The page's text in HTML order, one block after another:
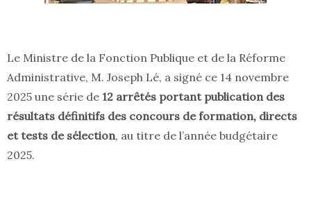
Le Ministre de la Fonction Publique et de la Réforme
Administrative, M. Joseph Lé, a signé ce 14 novembre
2025 une série de 12 arrêtés portant publication des
résultats définitifs des concours de formation, directs
et tests de sélection, au titre de l’année budgétaire
2025.